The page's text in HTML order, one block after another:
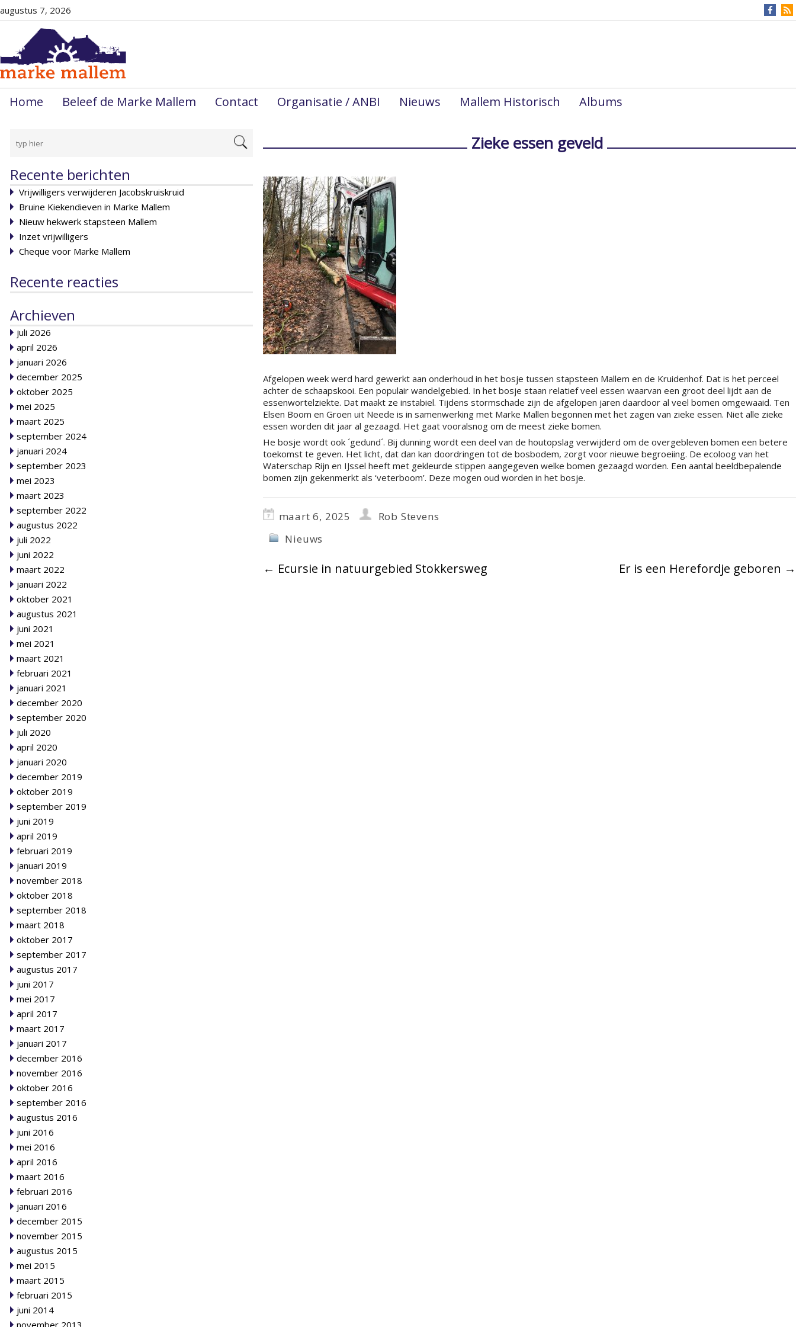
augustus 7, 2026
Home Beleef de Marke Mallem Contact Organisatie / ANBI Nieuws Mallem Historisch Albums
Recente berichten
Vrijwilligers verwijderen Jacobskruiskruid
Bruine Kiekendieven in Marke Mallem
Nieuw hekwerk stapsteen Mallem
Inzet vrijwilligers
Cheque voor Marke Mallem
Recente reacties
Archieven
juli 2026
april 2026
januari 2026
december 2025
oktober 2025
mei 2025
maart 2025
september 2024
januari 2024
september 2023
mei 2023
maart 2023
september 2022
augustus 2022
juli 2022
juni 2022
maart 2022
januari 2022
oktober 2021
augustus 2021
juni 2021
mei 2021
maart 2021
februari 2021
januari 2021
december 2020
september 2020
juli 2020
april 2020
januari 2020
december 2019
oktober 2019
september 2019
juni 2019
april 2019
februari 2019
januari 2019
november 2018
oktober 2018
september 2018
maart 2018
oktober 2017
september 2017
augustus 2017
juni 2017
mei 2017
april 2017
maart 2017
januari 2017
december 2016
november 2016
oktober 2016
september 2016
augustus 2016
juni 2016
mei 2016
april 2016
maart 2016
februari 2016
januari 2016
december 2015
november 2015
augustus 2015
mei 2015
maart 2015
februari 2015
juni 2014
november 2013
Zieke essen geveld
Afgelopen week werd hard gewerkt aan onderhoud in het bosje tussen stapsteen Mallem en de Kruidenhof. Dat is het perceel
achter de schaapskooi. Een populair wandelgebied. In het bosje staan relatief veel essen waarvan een groot deel lijdt aan de
essenwortelziekte. Dat maakt ze instabiel. Tijdens stormschade zijn de afgelopen jaren daardoor al veel bomen omgewaaid. Ten
Elsen Boom en Groen uit Neede is in samenwerking met Marke Mallen begonnen met het zagen van zieke essen. Niet alle zieke
essen worden dit jaar al gezaagd. Het gaat vooralsnog om de meest zieke bomen.
He bosje wordt ook ´gedund´. Bij dunning wordt een deel van de houtopslag verwijderd om de overgebleven bomen een betere
toekomst te geven. Het licht, dat dan kan doordringen tot de bosbodem, zorgt voor nieuwe begroeiing. De ecoloog van het
Waterschap Rijn en IJssel heeft met gekleurde stippen aangegeven welke bomen gezaagd worden. Een aantal beeldbepalende
bomen zijn gekenmerkt als ‘veterboom’. Deze mogen oud worden in het bosje.
maart 6, 2025
Rob Stevens
Nieuws
← Ecursie in natuurgebied Stokkersweg Er is een Herefordje geboren →